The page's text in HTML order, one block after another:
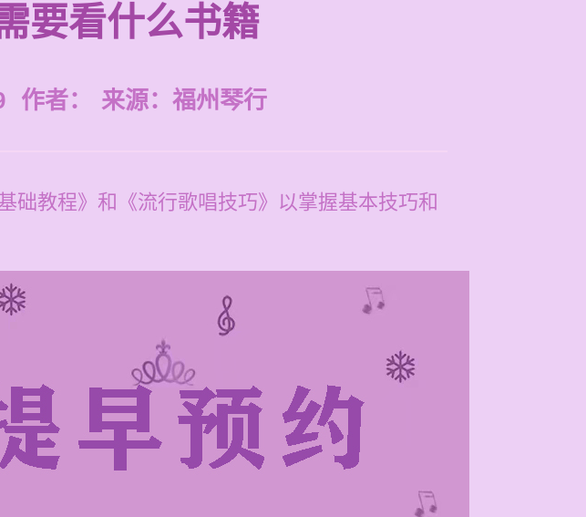
要看什么书籍
作者： 来源： 福州琴行
础教程》和《流行歌唱技巧》以掌握基本技巧和